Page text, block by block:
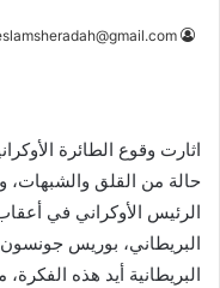
اثارت وقوع الطائرة
حالة من القلق
الرئيس الأوكراني في
البريطاني، بوريس
البريطانية أيد هذه